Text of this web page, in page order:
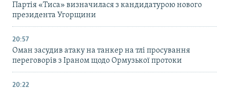
Партія «Тиса» визначилася з кандидатурою нового
президента Угорщини
20:57
Оман засудив атаку на танкер на тлі просування
переговорів з Іраном щодо Ормузької протоки
20:22